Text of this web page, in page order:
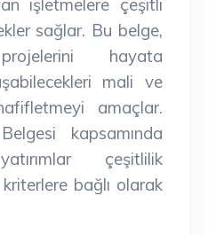
sağlar. Bu belge,
projelerini hayata
mali ve
amaçlar.
kapsamında
çeşitlilik
bağlı olarak